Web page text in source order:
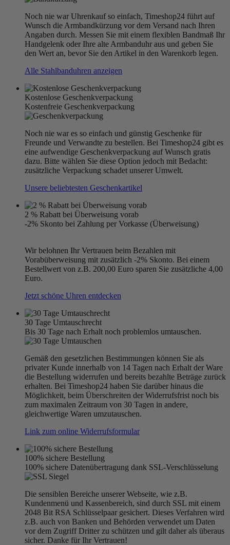
Noch nie war Uhrenkauf so einfach, Timeshop24 führt auf
Wunsch die Armbandkürzung vor dem Versand nach Ihren
Angaben durch. Messen Sie mit einem flexiblen Bandmaß Ihr
Handgelenk oder Ihre alte Armbanduhr aus und geben Sie
den Wert an, bevor Sie den Artikel in den Warenkorb legen.
Alle Stahlbanduhren anzeigen
Kostenlose Geschenkverpackung
Kostenfreie Geschenkverpackung
Noch nie war es so einfach und günstig Geschenke für
Freunde und Verwandte zu bestellen. Bei Timeshop24 gibt es
eine aufwendige Geschenkverpackung auf Wunsch gratis
dazu. Bitte wählen Sie diese Option jedoch mit Bedacht:
zusätzliche Verpackung schadet unserer Umwelt.
Unsere beliebtesten Geschenkartikel
2 % Rabatt bei Überweisung vorab
-2% Skonto bei Zahlung per Vorkasse (Überweisung)
Wir belohnen Ihr Vertrauen beim Bezahlen mit
Vorabüberweisung mit zusätzlich -2% Skonto. Bei einem
Bestellwert von z.B. 200,00 Euro sparen Sie zusätzliche 4,00
Euro.
Jetzt schöne Uhren entdecken
30 Tage Umtauschrecht
Bis 30 Tage nach Erhalt noch problemlos umtauschen.
Gemäß den gesetzlichen Bestimmungen können Sie als
privater Kunde innerhalb von 14 Tagen nach Erhalt der Ware
die Bestellung widerrufen und bereits bezahlte Beträge zurück
erhalten. Bei Timeshop24 haben Sie darüber hinaus die
Möglichkeit, beim Überschreiten der Widerrufsfrist noch bis
zum maximalen Zeitraum von 30 Tagen in andere,
gleichwertige Waren umzutauschen.
Link zum online Widerrufsformular
100% sichere Bestellung
100% sichere Datenübertragung dank SSL-Verschlüsselung
Die sensiblen Bereiche unserer Webseite, wie z.B.
Kundenmenü und Kassenbereich, sind durch SSL mit einem
2048 Bit RSA Schlüsselpaar gesichert. Dieses Verfahren wird
z.B. auch von Banken und Behörden verwendet um Daten
vor dem Zugriff Dritter zu schützen und gilt daher als überaus
sicher. Danke für Ihr Vertrauen!